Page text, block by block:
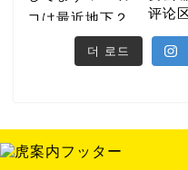
더 로드